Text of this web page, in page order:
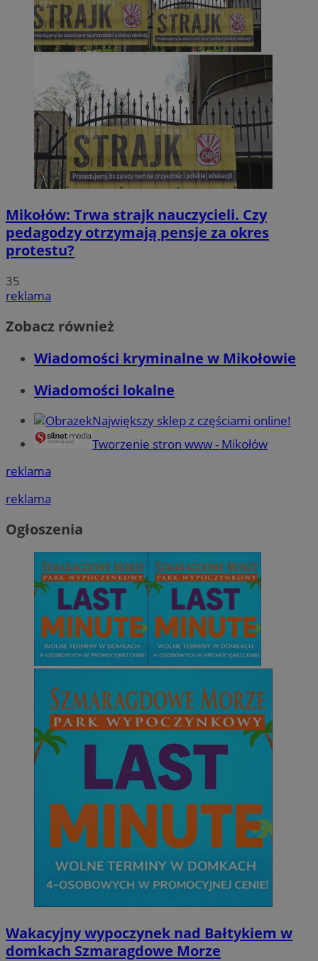
Mikołów: Trwa strajk nauczycieli. Czy
pedagodzy otrzymają pensje za okres
protestu?
35
reklama
Zobacz również
Wiadomości kryminalne w Mikołowie
Wiadomości lokalne
Największy sklep z częściami online!
Tworzenie stron www - Mikołów
reklama
reklama
Ogłoszenia
Wakacyjny wypoczynek nad Bałtykiem w
domkach Szmaragdowe Morze